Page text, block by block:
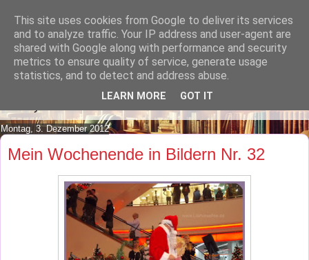
Lilafusselfee lädt Dich in ihr
Wohnzimmer ein.
Mach es Dir doch gemütlich und lies ein wenig über meine
Montag, 3. Dezember 2012
Mein Wochenende in Bildern Nr. 32
This site uses cookies from Google to deliver its services
and to analyze traffic. Your IP address and user-agent are
shared with Google along with performance and security
metrics to ensure quality of service, generate usage
statistics, and to detect and address abuse.
LEARN MORE GOT IT